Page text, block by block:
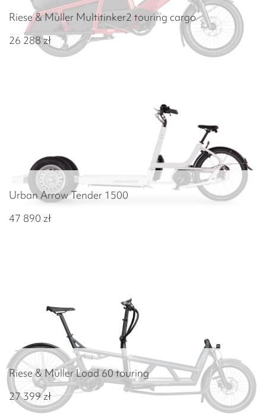
Riese & Müller Multitinker2 touring cargo
26 288zł
Urban Arrow Tender 1500
47 890 zł
Riese & Müller Load 60 touring
27 399zł